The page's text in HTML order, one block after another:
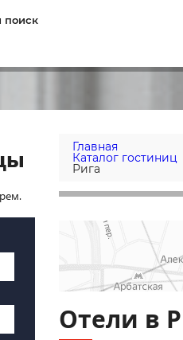
поиск
Главная
Каталог гостиниц
Рига
Отели в